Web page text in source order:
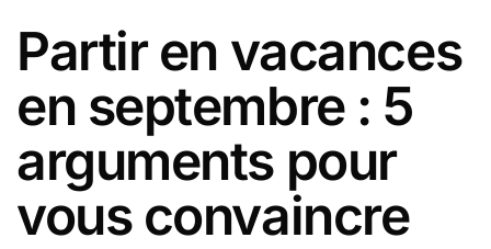
Partir en vacances
en septembre : 5
arguments pour
vous convaincre